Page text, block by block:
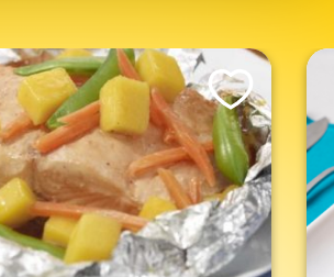
Like This Recipe